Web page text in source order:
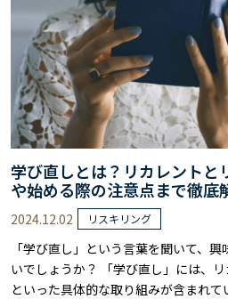
学び直しとは？リカレントと
や始める際の注意点まで徹底
2024.12.02 リスキリング
「学び直し」という言葉を聞いて、
いでしょうか？ 「学び直し」には、
といった具体的な取り組みが含まれ